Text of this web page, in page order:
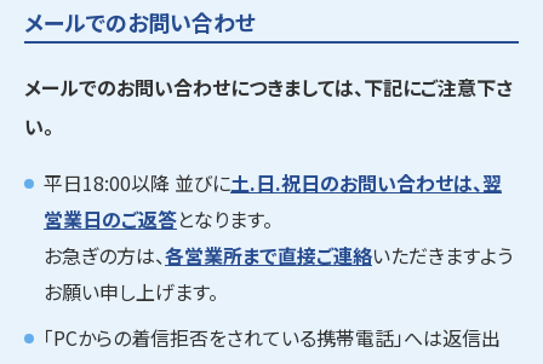
メールでのお問い合わせ
メールでのお問い合わせにつきましては、下記にご注意下さ
い。
平日18:00以降 並びに土.日.祝日のお問い合わせは、翌
営業日のご返答となります。
お急ぎの方は、各営業所まで直接ご連絡いただきますよう
お願い申し上げます。
「PCからの着信拒否をされている携帯電話」へは返信出